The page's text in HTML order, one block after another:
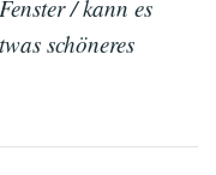
/ kann es
schöneres